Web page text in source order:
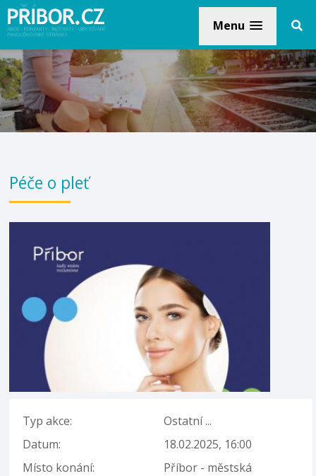
Menu
Péče o pleť
Typ akce:
Ostatní ...
Datum:
18.02.2025, 16:00
Místo konání:
Příbor - městská